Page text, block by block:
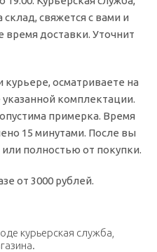
свяжется с вами и
доставки. Уточнит
осматриваете на
комплектации.
примерка. Время
15 минутами. После вы
полностью от покупки.
от 3000 рублей.
курьерская служба,